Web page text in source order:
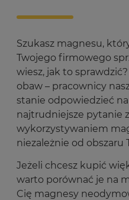
Szukasz magnesu,
Twojego firmowego
wiesz, jak to
obaw – pracownicy
stanie odpowiedzieć
najtrudniejsze pytanie
wykorzystywaniem
niezależnie od obszaru
Jeżeli chcesz kupić
warto porównać je na
Cię magnesy